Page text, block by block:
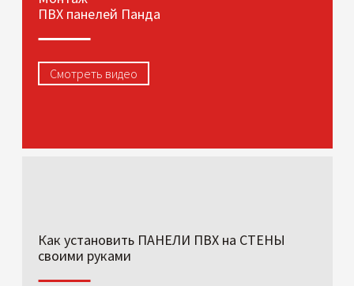
ПВХ панелей Панда
Смотреть видео
Как установить ПАНЕЛИ ПВХ на СТЕНЫ
своими руками